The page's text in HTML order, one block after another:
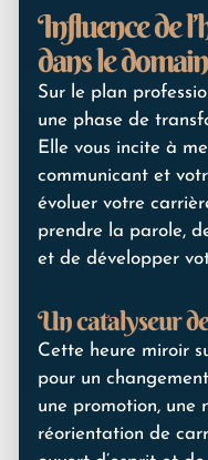
Influence de
dans le
Sur le plan
une phase de
Elle vous incite à
communicant et
évoluer votre
prendre la parole,
et de développer
Un catalyseur
Cette heure miroir
pour un
une promotion, une
réorientation de